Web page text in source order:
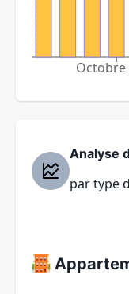
Octobre
Analyse
par type